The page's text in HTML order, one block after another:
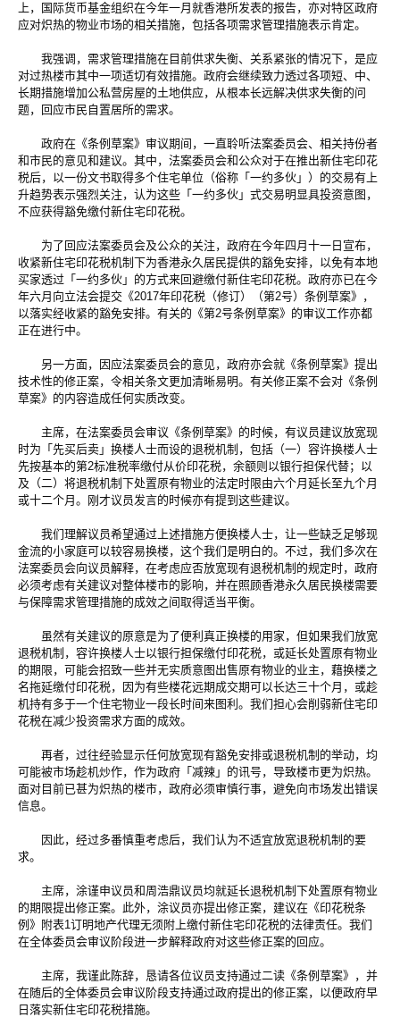
上，国际货币基金组织在今年一月就香港所发表的报告，亦对特区政府
应对炽热的物业市场的相关措施，包括各项需求管理措施表示肯定。
我强调，需求管理措施在目前供求失衡、关系紧张的情况下，是应
对过热楼市其中一项适切有效措施。政府会继续致力透过各项短、中、
长期措施增加公私营房屋的土地供应，从根本长远解决供求失衡的问
题，回应市民自置居所的需求。
政府在《条例草案》审议期间，一直聆听法案委员会、相关持份者
和市民的意见和建议。其中，法案委员会和公众对于在推出新住宅印花
税后，以一份文书取得多个住宅单位（俗称「一约多伙」）的交易有上
升趋势表示强烈关注，认为这些「一约多伙」式交易明显具投资意图，
不应获得豁免缴付新住宅印花税。
为了回应法案委员会及公众的关注，政府在今年四月十一日宣布，
收紧新住宅印花税机制下为香港永久居民提供的豁免安排，以免有本地
买家透过「一约多伙」的方式来回避缴付新住宅印花税。政府亦已在今
年六月向立法会提交《2017年印花税（修订）（第2号）条例草案》，
以落实经收紧的豁免安排。有关的《第2号条例草案》的审议工作亦都
正在进行中。
另一方面，因应法案委员会的意见，政府亦会就《条例草案》提出
技术性的修正案，令相关条文更加清晰易明。有关修正案不会对《条例
草案》的内容造成任何实质改变。
主席，在法案委员会审议《条例草案》的时候，有议员建议放宽现
时为「先买后卖」换楼人士而设的退税机制，包括（一）容许换楼人士
先按基本的第2标准税率缴付从价印花税，余额则以银行担保代替；以
及（二）将退税机制下处置原有物业的法定时限由六个月延长至九个月
或十二个月。刚才议员发言的时候亦有提到这些建议。
我们理解议员希望通过上述措施方便换楼人士，让一些缺乏足够现
金流的小家庭可以较容易换楼，这个我们是明白的。不过，我们多次在
法案委员会向议员解释，在考虑应否放宽现有退税机制的规定时，政府
必须考虑有关建议对整体楼市的影响，并在照顾香港永久居民换楼需要
与保障需求管理措施的成效之间取得适当平衡。
虽然有关建议的原意是为了便利真正换楼的用家，但如果我们放宽
退税机制，容许换楼人士以银行担保缴付印花税，或延长处置原有物业
的期限，可能会招致一些并无实质意图出售原有物业的业主，藉换楼之
名拖延缴付印花税，因为有些楼花远期成交期可以长达三十个月，或趁
机持有多于一个住宅物业一段长时间来图利。我们担心会削弱新住宅印
花税在减少投资需求方面的成效。
再者，过往经验显示任何放宽现有豁免安排或退税机制的举动，均
可能被市场趁机炒作，作为政府「减辣」的讯号，导致楼市更为炽热。
面对目前已甚为炽热的楼市，政府必须审慎行事，避免向市场发出错误
信息。
因此，经过多番慎重考虑后，我们认为不适宜放宽退税机制的要
求。
主席，涂谨申议员和周浩鼎议员均就延长退税机制下处置原有物业
的期限提出修正案。此外，涂议员亦提出修正案，建议在《印花税条
例》附表1订明地产代理无须附上缴付新住宅印花税的法律责任。我们
在全体委员会审议阶段进一步解释政府对这些修正案的回应。
主席，我谨此陈辞，恳请各位议员支持通过二读《条例草案》，并
在随后的全体委员会审议阶段支持通过政府提出的修正案，以便政府早
日落实新住宅印花税措施。